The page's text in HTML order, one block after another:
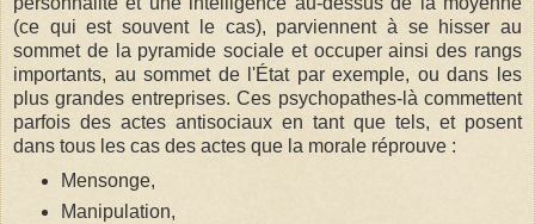
(ce qui est souvent le cas), parviennent à se hisser au
sommet de la pyramide sociale et occuper ainsi des rangs
importants, au sommet de l'État par exemple, ou dans les
plus grandes entreprises. Ces psychopathes-là commettent
parfois des actes antisociaux en tant que tels, et posent
dans tous les cas des actes que la morale réprouve :
Mensonge,
Manipulation,